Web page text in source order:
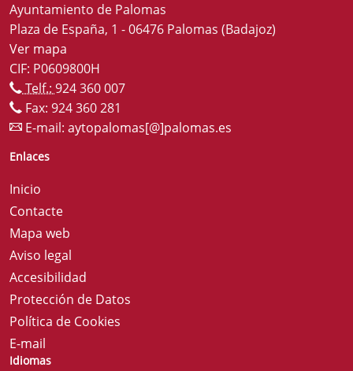
Ayuntamiento de Palomas
Plaza de España, 1 - 06476 Palomas (Badajoz)
Ver mapa
CIF: P0609800H
Telf.: 924 360 007
Fax: 924 360 281
E-mail: aytopalomas[@]palomas.es
Enlaces
Inicio
Contacte
Mapa web
Aviso legal
Accesibilidad
Protección de Datos
Política de Cookies
E-mail
Idiomas